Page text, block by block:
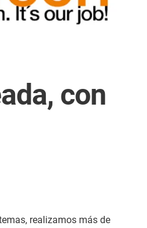
con
realizamos más de